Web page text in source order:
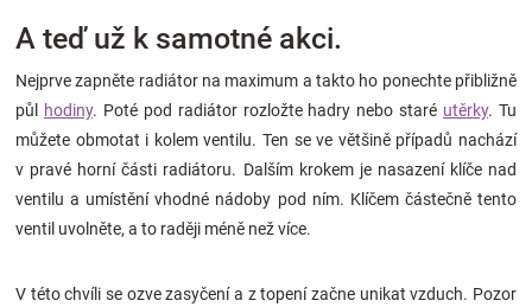
A teď už k samotné akci.
Nejprve zapněte radiátor na maximum a takto ho ponechte přibližně
půl
hodiny. Poté pod radiátor rozložte hadry nebo staré utěrky. Tu
můžete obmotat i kolem ventilu. Ten se ve většině případů nachází
v pravé horní části radiátoru. Dalším krokem je nasazení klíče nad
ventilu a umístění vhodné nádoby pod ním. Klíčem částečně tento
ventil uvolněte, a to raději méně než více.
V této chvíli se ozve zasyčení a z topení začne unikat vzduch. Pozor